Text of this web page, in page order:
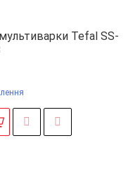
Tefal SS-